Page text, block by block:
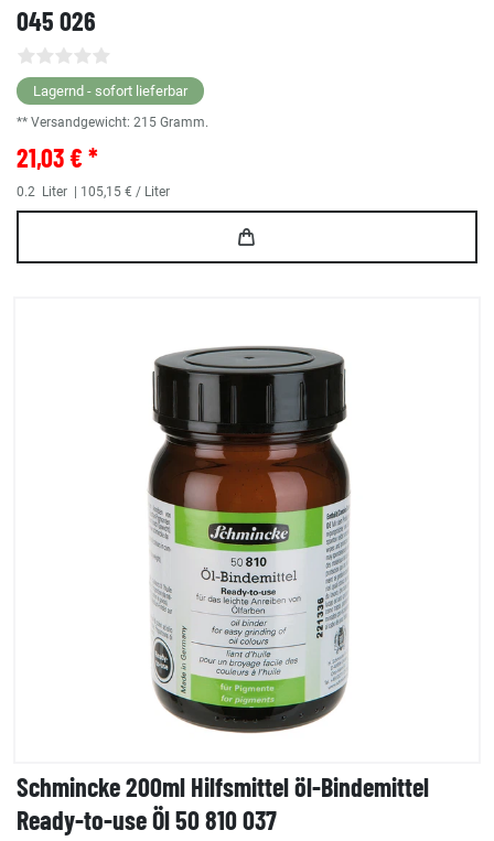
045 026
Lagernd - sofort lieferbar
** Versandgewicht: 215 Gramm.
21,03 € *
0.2 Liter | 105,15 € / Liter
Schmincke 200ml Hilfsmittel öl-Bindemittel
Ready-to-use Öl 50 810 037